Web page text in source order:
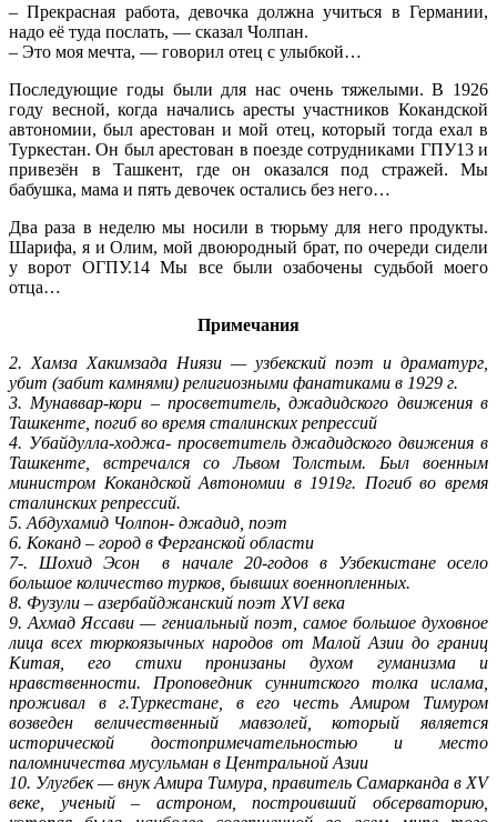
– Прекрасная работа, девочка должна учиться в Германии,
надо её туда послать, — сказал Чолпан.
– Это моя мечта, — говорил отец с улыбкой…
Последующие годы были для нас очень тяжелыми. В 1926
году весной, когда начались аресты участников Кокандской
автономии, был арестован и мой отец, который тогда ехал в
Туркестан. Он был арестован в поезде сотрудниками ГПУ13 и
привезён в Ташкент, где он оказался под стражей. Мы
бабушка, мама и пять девочек остались без него…
Два раза в неделю мы носили в тюрьму для него продукты.
Шарифа, я и Олим, мой двоюродный брат, по очереди сидели
у ворот ОГПУ.14 Мы все были озабочены судьбой моего
отца…
Примечания
2. Хамза Хакимзада Ниязи — узбекский поэт и драматург,
убит (забит камнями) религиозными фанатиками в 1929 г.
3. Мунаввар-кори – просветитель, джадидского движения в
Ташкенте, погиб во время сталинских репрессий
4. Убайдулла-ходжа- просветитель джадидского движения в
Ташкенте, встречался со Львом Толстым. Был военным
министром Кокандской Автономии в 1919г. Погиб во время
сталинских репрессий.
5. Абдухамид Чолпон- джадид, поэт
6. Коканд – город в Ферганской области
7-. Шохид Эсон в начале 20-годов в Узбекистане осело
большое количество турков, бывших военнопленных.
8. Фузули – азербайджанский поэт XVI века
9. Ахмад Яссави — гениальный поэт, самое большое духовное
лица всех тюркоязычных народов от Малой Азии до границ
Китая, его стихи пронизаны духом гуманизма и
нравственности. Проповедник суннитского толка ислама,
проживал в г.Туркестане, в его честь Амиром Тимуром
возведен величественный мавзолей, который является
исторической достопримечательностью и место
паломничества мусульман в Центральной Азии
10. Улугбек — внук Амира Тимура, правитель Самарканда в XV
веке, ученый – астроном, построивший обсерваторию,